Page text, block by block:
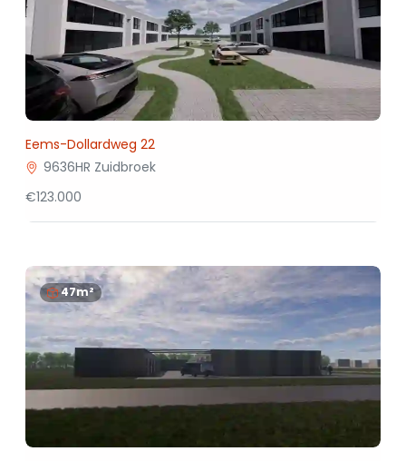
Eems-Dollardweg 22
9636HR Zuidbroek
€123.000
47m²